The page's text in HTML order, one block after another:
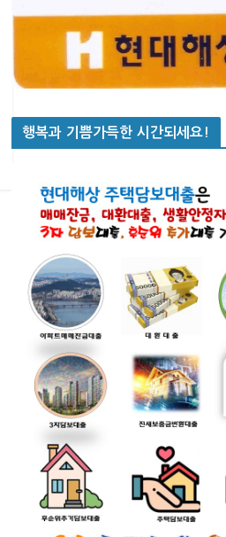
행복과 기쁨가득한 시간되세요!